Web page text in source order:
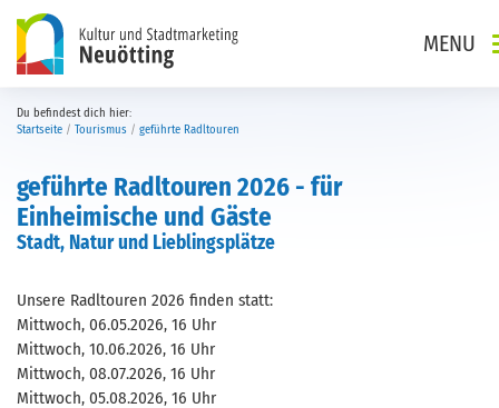
Direkt zur Hauptnavigation springen
Direkt zum Inhalt springen
MENU
Du befindest dich hier:
Startseite
Tourismus geführte Radltouren
geführte Radltouren 2026 - für
Einheimische und Gäste
Stadt, Natur und Lieblingsplätze
Unsere Radltouren 2026 finden statt:
Mittwoch, 06.05.2026, 16 Uhr
Mittwoch, 10.06.2026, 16 Uhr
Mittwoch, 08.07.2026, 16 Uhr
Mittwoch, 05.08.2026, 16 Uhr